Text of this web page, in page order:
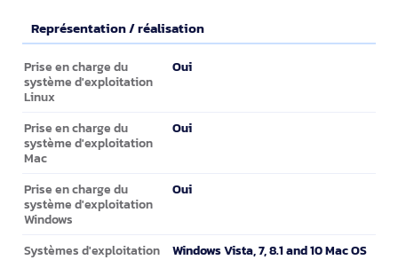
Représentation / réalisation
Représentation / réalisation
Prise en charge du
système d'exploitation
Linux
Oui
Prise en charge du
système d'exploitation
Mac
Oui
Prise en charge du
système d'exploitation
Windows
Oui
Systèmes d'exploitation
Windows Vista, 7, 8.1 and 10 Mac OS